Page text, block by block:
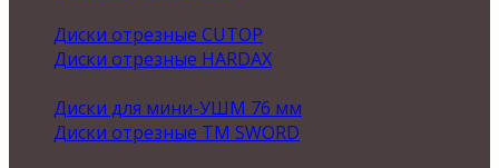
Диски отрезные CUTOP
Диски отрезные HARDAX
Диски для мини-УШМ 76 мм
Диски отрезные ТМ SWORD